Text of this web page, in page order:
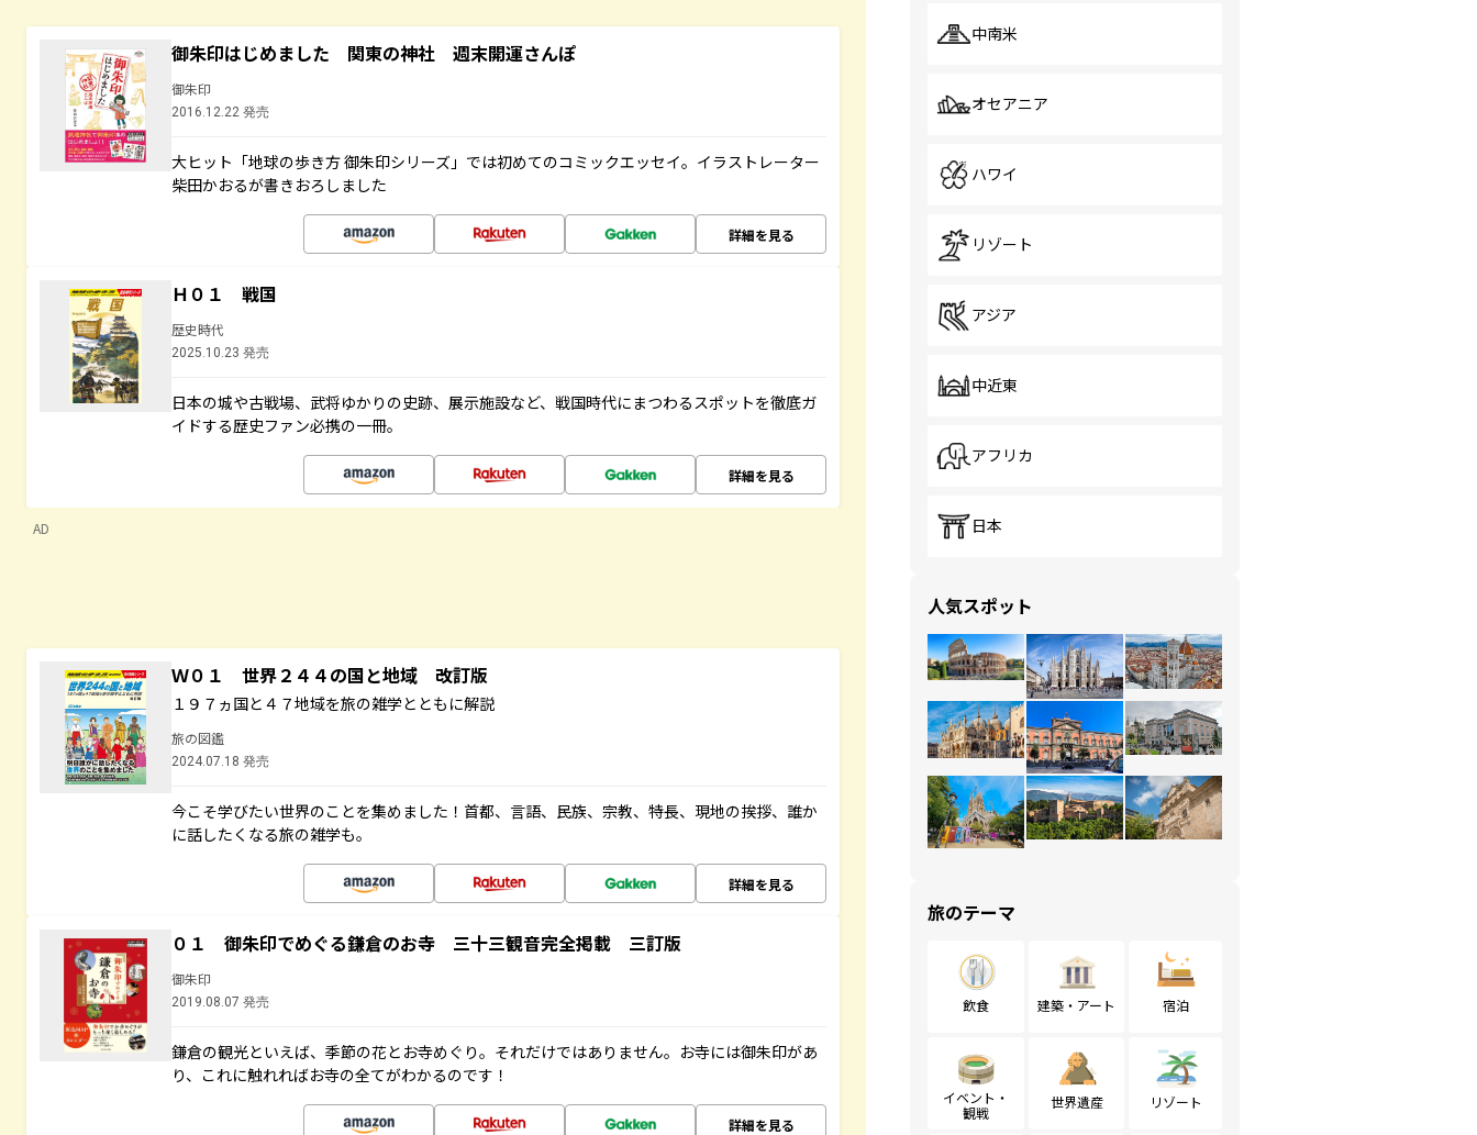
御朱印はじめました 関東の神社 週末開運さんぽ
御朱印
2016.12.22 発売
大ヒット「地球の歩き方 御朱印シリーズ」では初めてのコミックエッセイ。イラストレーター
柴田かおるが書きおろしました
詳細を見る
Ｈ０１ 戦国
歴史時代
2025.10.23 発売
日本の城や古戦場、武将ゆかりの史跡、展示施設など、戦国時代にまつわるスポットを徹底ガ
イドする歴史ファン必携の一冊。
詳細を見る
AD
Ｗ０１ 世界２４４の国と地域 改訂版
１９７ヵ国と４７地域を旅の雑学とともに解説
旅の図鑑
2024.07.18 発売
今こそ学びたい世界のことを集めました！首都、言語、民族、宗教、特長、現地の挨拶、誰か
に話したくなる旅の雑学も。
詳細を見る
０１ 御朱印でめぐる鎌倉のお寺 三十三観音完全掲載 三訂版
御朱印
2019.08.07 発売
鎌倉の観光といえば、季節の花とお寺めぐり。それだけではありません。お寺には御朱印があ
り、これに触れればお寺の全てがわかるのです！
詳細を見る
中南米
オセアニア
ハワイ
リゾート
アジア
中近東
アフリカ
日本
人気スポット
旅のテーマ
飲食 建築・アート 宿泊
イベント・
観戦
世界遺産 リゾート